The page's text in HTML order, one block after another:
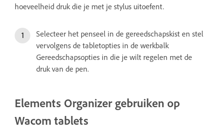
hoeveelheid druk die je met je stylus uitoefent.
Selecteer het penseel in de gereedschapskist en stel
vervolgens de tabletopties in de werkbalk
Gereedschapsopties in die je wilt regelen met de
druk van de pen.
Elements Organizer gebruiken op
Wacom tablets